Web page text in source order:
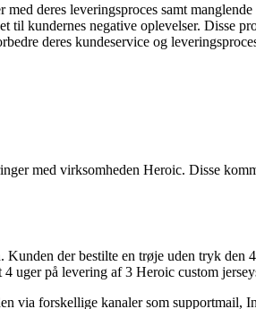
deres leveringsproces samt
kundernes negative oplevelser. Disse
deres kundeservice og
med virksomheden Heroic. Disse
der bestilte en trøje uden tryk
uger på levering af 3 Heroic custom
via forskellige kanaler som supportmail,